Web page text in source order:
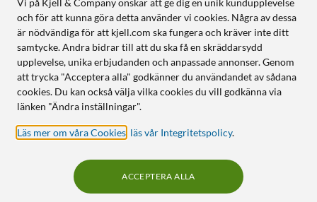
Vi på Kjell & Company önskar att ge dig en unik kundupplevelse
och för att kunna göra detta använder vi cookies. Några av dessa
är nödvändiga för att kjell.com ska fungera och kräver inte ditt
samtycke. Andra bidrar till att du ska få en skräddarsydd
upplevelse, unika erbjudanden och anpassade annonser. Genom
att trycka "Acceptera alla" godkänner du användandet av sådana
cookies. Du kan också välja vilka cookies du vill godkänna via
länken "Ändra inställningar".
Läs mer om våra Cookies läs vår Integritetspolicy.
ACCEPTERA ALLA